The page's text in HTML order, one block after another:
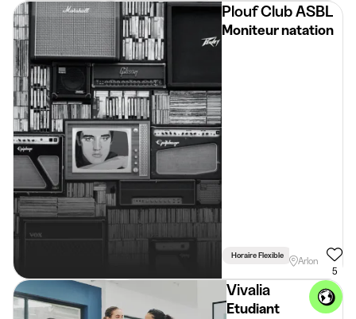
Plouf Club ASBL
Moniteur natation
Horaire Flexible
Arlon
5
Vivalia
Etudiant